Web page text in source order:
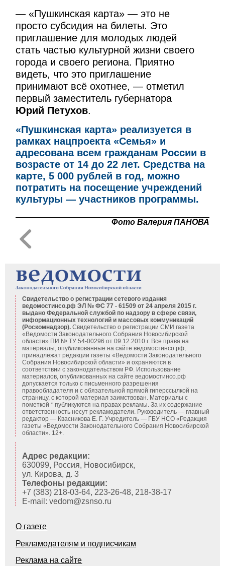
— «Пушкинская карта» — это не
просто субсидия на билеты. Это
приглашение для молодых людей
стать частью культурной жизни своего
города и своего региона. Приятно
видеть, что это приглашение
принимают всё охотнее, — отметил
первый заместитель губернатора
Юрий Петухов.
«Пушкинская карта» реализуется в
рамках нацпроекта «Семья» и
адресована всем гражданам России в
возрасте от 14 до 22 лет. Средства на
карте, 5 000 рублей в год, можно
потратить на посещение учреждений
культуры — участников программы.
Фото Валерия ПАНОВА
Свидетельство о регистрации сетевого издания
ведомостинсо.рф ЭЛ № ФС 77 - 61509 от 24 апреля 2015 г.
выдано Федеральной службой по надзору в сфере связи,
информационных технологий и массовых коммуникаций
(Роскомнадзор). Свидетельство о регистрации СМИ газета
«Ведомости Законодательного Собрания Новосибирской
области» ПИ № ТУ 54-00296 от 09.12.2010 г. Все права на
материалы, опубликованные на сайте ведомостинсо.рф,
принадлежат редакции газеты «Ведомости Законодательного
Собрания Новосибирской области» и охраняются в
соответствии с законодательством РФ. Использование
материалов, опубликованных на сайте ведомостинсо.рф
допускается только с письменного разрешения
правообладателя и с обязательной прямой гиперссылкой на
страницу, с которой материал заимствован. Материалы с
пометкой * публикуются на правах рекламы. За их содержание
ответственность несут рекламодатели. Руководитель — главный
редактор — Квасникова Е. Г. Учредитель — ГБУ НСО «Редакция
газеты «Ведомости Законодательного Собрания Новосибирской
области». 12+.
Адрес редакции:
630099, Россия, Новосибирск,
ул. Кирова, д. 3
Телефоны редакции:
+7 (383) 218-03-64, 223-26-48, 218-38-17
E-mail: vedom@zsnso.ru
О газете
Рекламодателям и подписчикам
Реклама на сайте